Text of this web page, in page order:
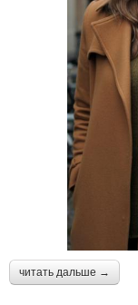
читать дальше →